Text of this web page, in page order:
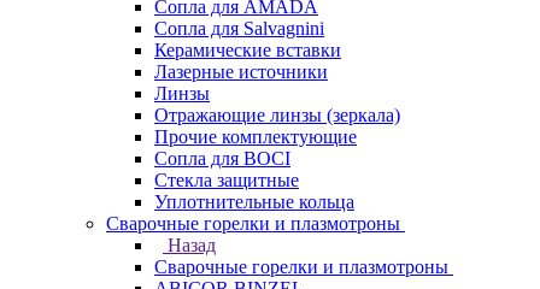
Сопла для AMADA
Сопла для Salvagnini
Керамические вставки
Лазерные источники
Линзы
Отражающие линзы (зеркала)
Прочие комплектующие
Сопла для BOCI
Стекла защитные
Уплотнительные кольца
Сварочные горелки и плазмотроны
Назад
Сварочные горелки и плазмотроны